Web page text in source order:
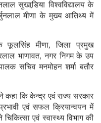
सुखाडि़या विश्वविद्यालय के
मीणा के मुख्य आतिथ्य में
फूलसिंह मीणा, जिला प्रमुख
भाणावत, नगर निगम के उप
सचिव मनमोहन शर्मा बतौर
कि केन्द्र एवं राज्य सरकार
एवं सफल क्रियान्वयन में
एवं स्वास्थ्य विभाग की